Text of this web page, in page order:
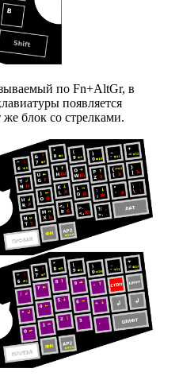
по Fn+AltGr, в
появляется
блок со стрелками.